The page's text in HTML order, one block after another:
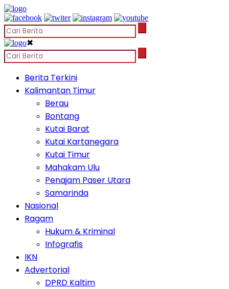
✖
Berita Terkini
Kalimantan Timur
Berau
Bontang
Kutai Barat
Kutai Kartanegara
Kutai Timur
Mahakam Ulu
Penajam Paser Utara
Samarinda
Nasional
Ragam
Hukum & Kriminal
Infografis
IKN
Advertorial
DPRD Kaltim